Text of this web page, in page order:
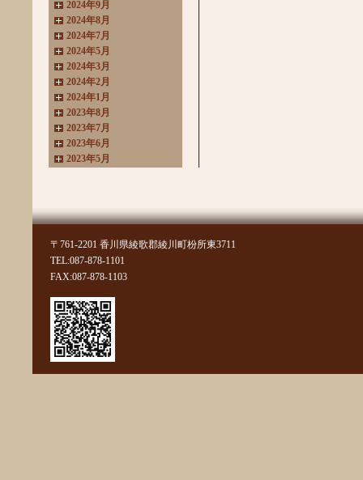
2024年9月
2024年8月
2024年7月
2024年5月
2024年3月
2024年2月
2024年1月
2023年8月
2023年7月
2023年6月
2023年5月
2022年10月
2022年7月
2022年6月
2022年4月
2022年3月
2022年2月
2022年1月
2021年11月
2021年10月
2021年9月
〒761-2201 香川県綾歌郡綾川町枌所東3711
TEL:087-878-1101
FAX:087-878-1103